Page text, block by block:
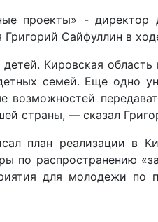
проекты» -
Сайфуллин в
Кировская
семей. Еще одно
возможностей
страны, — сказал
план реализации в
по распространению
для молодежи по